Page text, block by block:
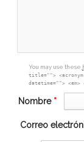
You may use these
title="">
datetime="">
Nombre *
Correo